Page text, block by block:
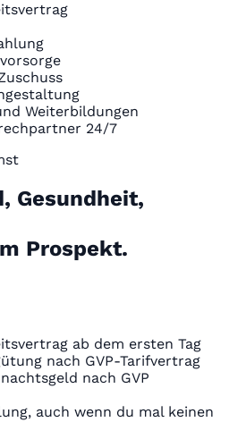
Weiterbildungen
24/7
Gesundheit,
Prospekt.
ab dem ersten Tag
nach GVP-Tarifvertrag
nach GVP
auch wenn du mal keinen